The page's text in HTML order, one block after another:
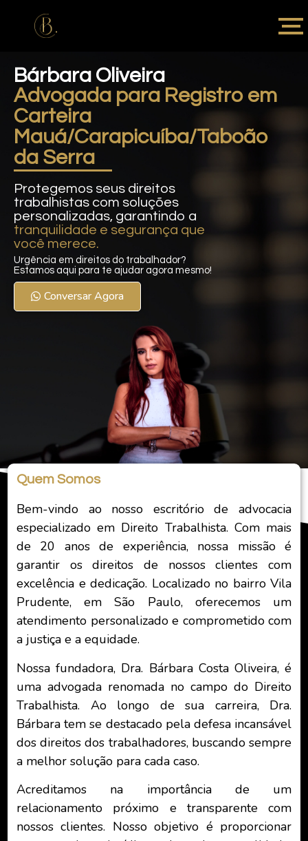
Bárbara Oliveira
Advogada para Registro em
Carteira
Mauá/Carapicuíba/Taboão
da Serra
Protegemos seus direitos
trabalhistas com soluções
personalizadas, garantindo a
tranquilidade e segurança que
você merece.
Urgência em direitos do trabalhador?
Estamos aqui para te ajudar agora mesmo!
Conversar Agora
Quem Somos
Bem-vindo ao nosso escritório de advocacia
especializado em Direito Trabalhista. Com mais
de 20 anos de experiência, nossa missão é
garantir os direitos de nossos clientes com
excelência e dedicação. Localizado no bairro Vila
Prudente, em São Paulo, oferecemos um
atendimento personalizado e comprometido com
a justiça e a equidade.
Nossa fundadora, Dra. Bárbara Costa Oliveira, é
uma advogada renomada no campo do Direito
Trabalhista. Ao longo de sua carreira, Dra.
Bárbara tem se destacado pela defesa incansável
dos direitos dos trabalhadores, buscando sempre
a melhor solução para cada caso.
Acreditamos na importância de um
relacionamento próximo e transparente com
nossos clientes. Nosso objetivo é proporcionar